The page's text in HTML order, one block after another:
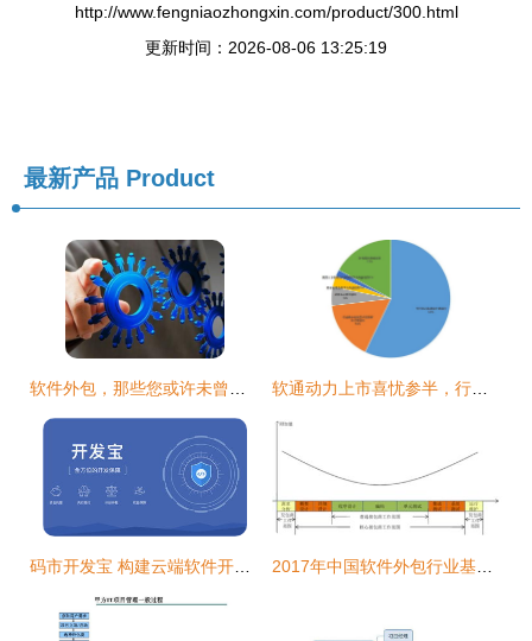
http://www.fengniaozhongxin.com/product/300.html
更新时间：2026-08-06 13:25:19
最新产品 Product